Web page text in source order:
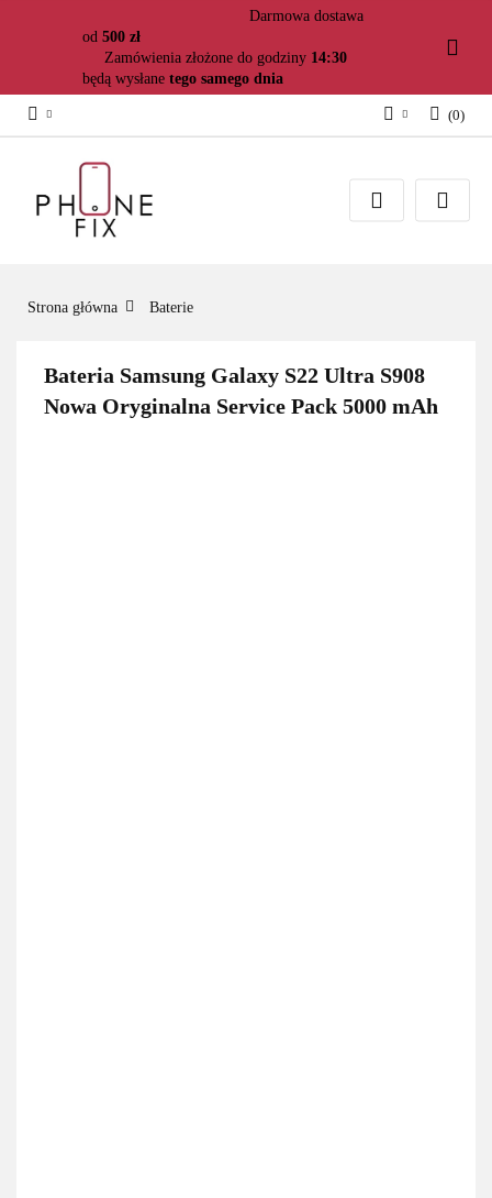
Darmowa dostawa
od 500 zł
Zamówienia złożone do godziny 14:30
będą wysłane tego samego dnia
Załóż konto
(0)
Strona główna Baterie
Bateria Samsung Galaxy S22 Ultra S908
Nowa Oryginalna Service Pack 5000 mAh